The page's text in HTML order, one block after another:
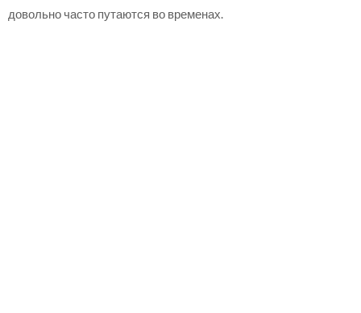
довольно часто путаются во временах.